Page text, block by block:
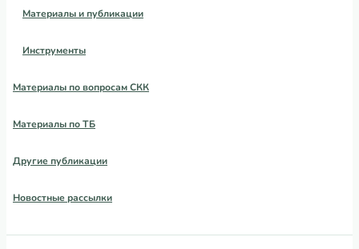
Материалы и публикации
Инструменты
Материалы по вопросам СКК
Материалы по ТБ
Другие публикации
Новостные рассылки